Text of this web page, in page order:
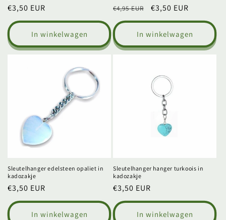
Normale
prijs
€3,50 EUR
In winkelwagen
Normale
prijs
€4,95 EUR Aanbiedingsprijs
€3,50 EUR
In winkelwagen
Sleutelhanger edelsteen opaliet in
kadozakje
Normale
prijs
€3,50 EUR
In winkelwagen
Sleutelhanger hanger turkoois in
kadozakje
Normale
prijs
€3,50 EUR
In winkelwagen